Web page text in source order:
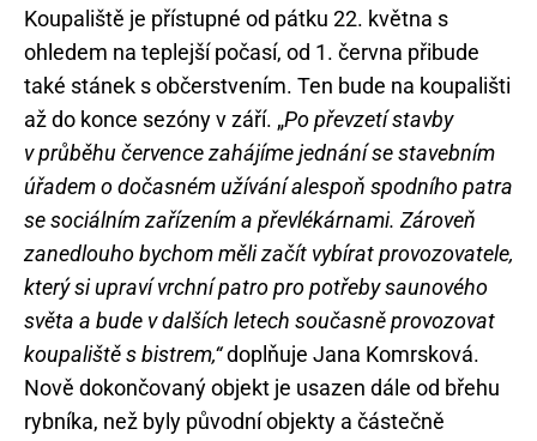
Koupaliště je přístupné od pátku 22. května s
ohledem na teplejší počasí, od 1. června přibude
také stánek s občerstvením. Ten bude na koupališti
až do konce sezóny v září. „Po převzetí stavby
v průběhu července zahájíme jednání se stavebním
úřadem o dočasném užívání alespoň spodního patra
se sociálním zařízením a převlékárnami. Zároveň
zanedlouho bychom měli začít vybírat provozovatele,
který si upraví vrchní patro pro potřeby saunového
světa a bude v dalších letech současně provozovat
koupaliště s bistrem,“doplňuje Jana Komrsková.
Nově dokončovaný objekt je usazen dále od břehu
rybníka, než byly původní objekty a částečně